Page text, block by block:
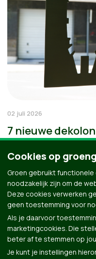
02 juli 2026
7 nieuwe
Cookies op
Groen gebruikt
noodzakelijk zijn om de
Deze cookies verwerken
geen toestemming voor
Als je daarvoor
marketingcookies. Die
beter af te stemmen op
Je kunt je instellingen